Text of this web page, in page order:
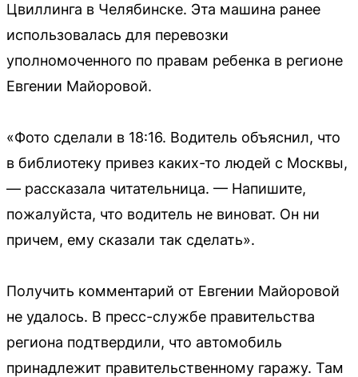
Цвиллинга в Челябинске. Эта машина ранее
использовалась для перевозки
уполномоченного по правам ребенка в регионе
Евгении Майоровой.
«Фото сделали в 18:16. Водитель объяснил, что
в библиотеку привез каких-то людей с Москвы,
— рассказала читательница. — Напишите,
пожалуйста, что водитель не виноват. Он ни
причем, ему сказали так сделать».
Получить комментарий от Евгении Майоровой
не удалось. В пресс-службе правительства
региона подтвердили, что автомобиль
принадлежит правительственному гаражу. Там